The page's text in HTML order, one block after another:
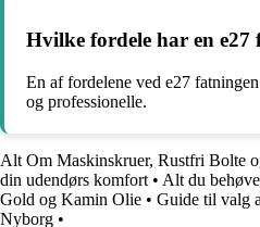
Hvilke fordele har en e27
En af fordelene ved e27
og professionelle.
Alt Om Maskinskruer, Rustfri Bolte
din udendørs komfort • Alt du
Gold og Kamin Olie • Guide til valg
Nyborg •